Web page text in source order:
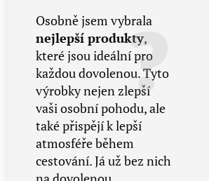
Osobně jsem vybrala
nejlepší produkty,
které jsou ideální pro
každou dovolenou. Tyto
výrobky nejen zlepší
vaši osobní pohodu, ale
také přispějí k lepší
atmosféře během
cestování. Já už bez nich